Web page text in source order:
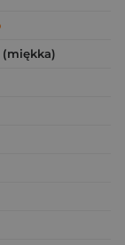
(miękka)